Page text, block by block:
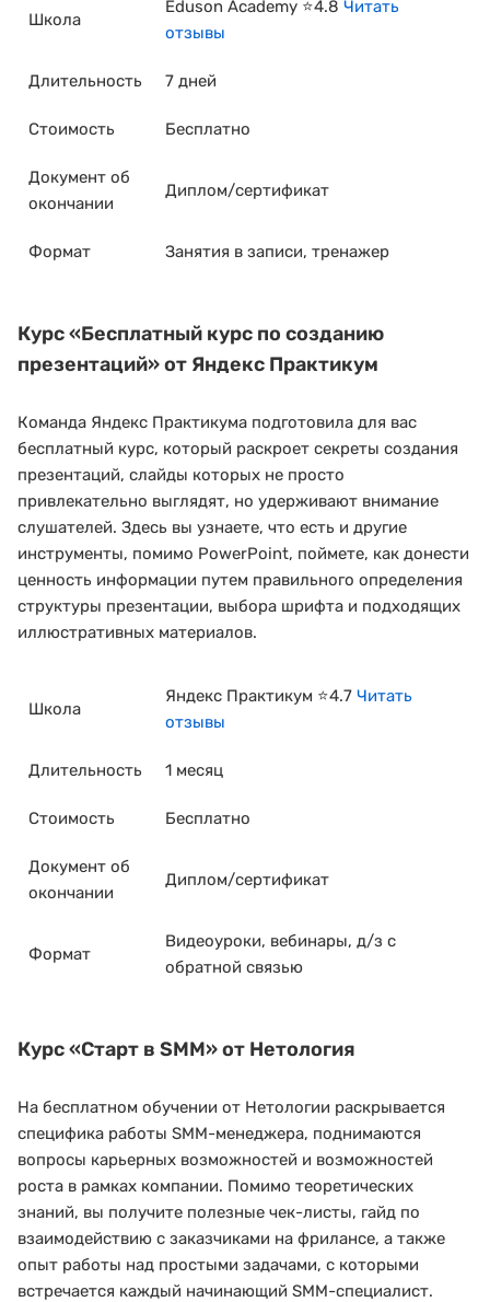
Школа
Eduson Academy ⭐4.8 Читать
отзывы
Длительность 7 дней
Стоимость Бесплатно
Документ об
окончании
Диплом/сертификат
Формат Занятия в записи, тренажер
Курс«Бесплатный курс по созданию
презентаций»от Яндекс Практикум
Команда Яндекс Практикума подготовила для вас
бесплатный курс, который раскроет секреты создания
презентаций, слайды которых не просто
привлекательно выглядят, но удерживают внимание
слушателей. Здесь вы узнаете, что есть и другие
инструменты, помимо PowerPoint, поймете, как донести
ценность информации путем правильного определения
структуры презентации, выбора шрифта и подходящих
иллюстративных материалов.
Школа
Яндекс Практикум ⭐4.7 Читать
отзывы
Длительность 1 месяц
Стоимость Бесплатно
Документ об
окончании
Диплом/сертификат
Формат
Видеоуроки, вебинары, д/з с
обратной связью
Курс«Старт в SMM»от Нетология
На бесплатном обучении от Нетологии раскрывается
специфика работы SMM-менеджера, поднимаются
вопросы карьерных возможностей и возможностей
роста в рамках компании. Помимо теоретических
знаний, вы получите полезные чек-листы, гайд по
взаимодействию с заказчиками на фрилансе, а также
опыт работы над простыми задачами, с которыми
встречается каждый начинающий SMM-специалист.